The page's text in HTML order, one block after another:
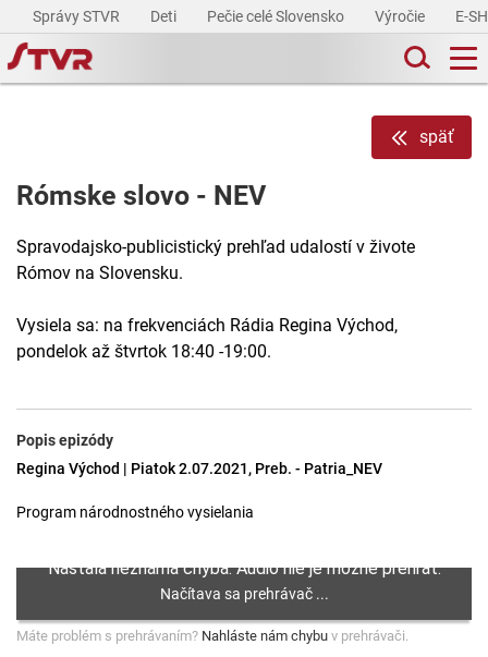
Správy STVR Deti Pečie celé Slovensko Výročie E-
späť
Rómske slovo - NEV
Spravodajsko-publicistický prehľad udalostí v živote
Rómov na Slovensku.
Vysiela sa: na frekvenciách Rádia Regina Východ,
pondelok až štvrtok 18:40 -19:00.
Popis epizódy
Regina Východ | Piatok 2.07.2021, Preb. - Patria_NEV
Program národnostného vysielania
Máte problém s prehrávaním? Nahláste nám chybu v prehrávači.